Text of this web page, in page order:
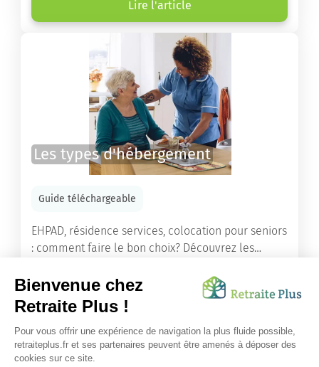
de retraite ou un maintien à domicile.
Lire l'article
Les types d'hébergement
Guide téléchargeable
EHPAD, résidence services, colocation pour seniors
: comment faire le bon choix? Découvrez les
ainés.
Lire l'article
Vous avez besoin d’une aide de nos équipes ?